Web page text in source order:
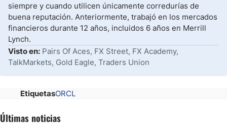
siempre y cuando utilicen únicamente corredurías de
buena reputación. Anteriormente, trabajó en los mercados
financieros durante 12 años, incluidos 6 años en Merrill
Lynch.
Visto en: Pairs Of Aces, FX Street, FX Academy,
TalkMarkets, Gold Eagle, Traders Union
EtiquetasORCL
Últimas noticias